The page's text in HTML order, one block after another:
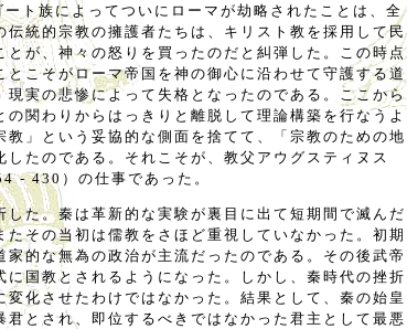
ト族によってついにローマが劫略されたことは、全
伝統的宗教の擁護者たちは、キリスト教を採用して民
とが、神々の怒りを買ったのだと糾弾した。この時点
とこそがローマ帝国を神の御心に沿わせて守護する道
現実の悲惨によって失格となったのである。ここから
の関わりからはっきりと離脱して理論構築を行なうよ
教」という妥協的な側面を捨てて、「宗教のための地
したのである。それこそが、教父アウグスティヌス
- 430）の仕事であった。
した。秦は革新的な実験が裏目に出て短期間で滅んだ
たその当初は儒教をさほど重視していなかった。初期
家的な無為の政治が主流だったのである。その後武帝
に国教とされるようになった。しかし、秦時代の挫折
変化させたわけではなかった。結果として、秦の始皇
君とされ、即位するべきではなかった君主として最悪